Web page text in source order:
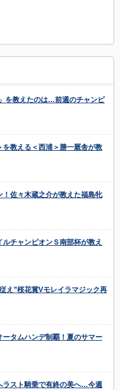
を教えたのは…前週のチャンピ
を教える＜西浦＞勝一厩舎が教
佐々木蔵之介が教えた福島牝
チャンピオンＳ南部杯が教え
え”桜花賞Vモレイラマジック再
タムハンデ制覇！夏のサマー
ラスト騎乗で有終の美へ…今週